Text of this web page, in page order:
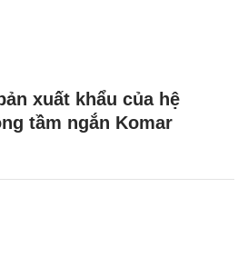
xuất khẩu của hệ
tầm ngắn Komar